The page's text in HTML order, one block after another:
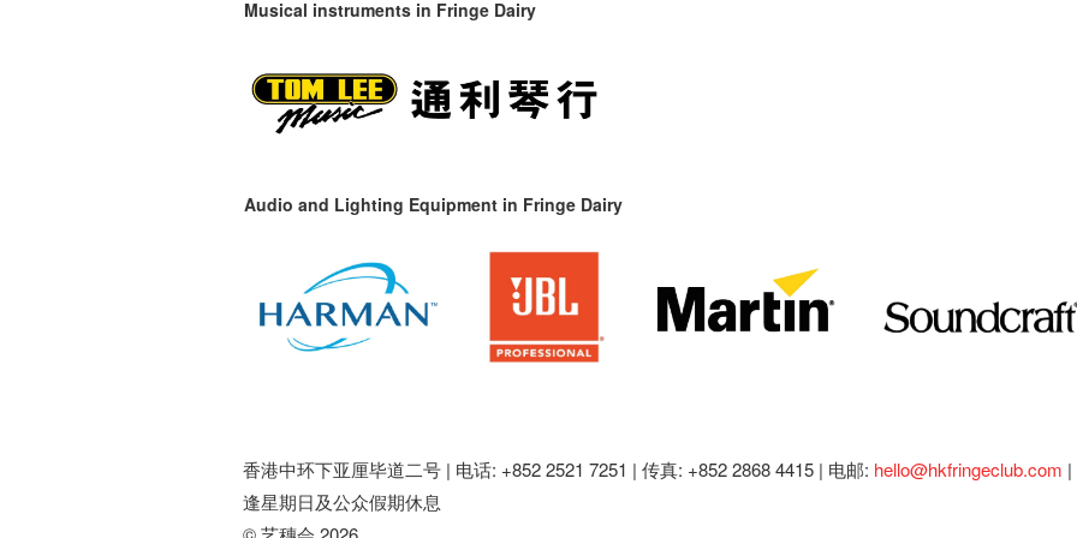
Musical instruments in Fringe Dairy
Audio and Lighting Equipment in Fringe Dairy
香港中环下亚厘毕道二号 | 电话: +852 2521 7251 | 传真: +852 2868 4415 | 电邮: hello@hkfringeclub.com |
逢星期日及公众假期休息